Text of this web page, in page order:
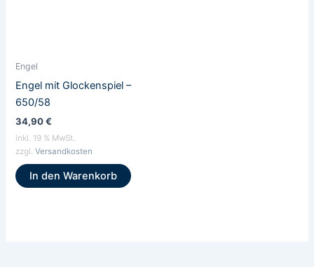
Engel
Engel mit Glockenspiel –
650/58
34,90€
inkl. 19 % MwSt.
zzgl.Versandkosten
In den Warenkorb